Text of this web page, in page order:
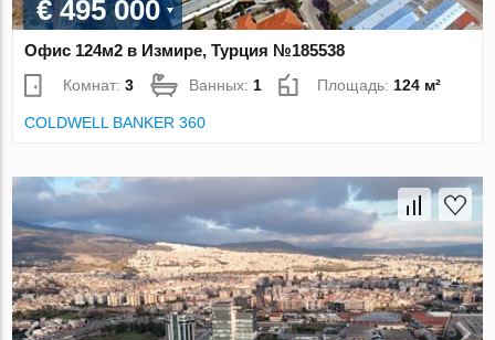
€ 495 000
Офис 124м2 в Измире, Турция №185538
Комнат:3 Ванных: 1 Площадь: 124 м²
COLDWELL BANKER 360